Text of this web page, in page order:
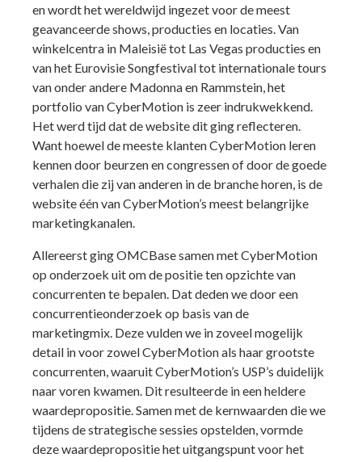
en wordt het wereldwijd ingezet voor de meest
geavanceerde shows, producties en locaties. Van
winkelcentra in Maleisië tot Las Vegas producties en
van het Eurovisie Songfestival tot internationale tours
van onder andere Madonna en Rammstein, het
portfolio van CyberMotion is zeer indrukwekkend.
Het werd tijd dat de website dit ging reflecteren.
Want hoewel de meeste klanten CyberMotion leren
kennen door beurzen en congressen of door de goede
verhalen die zij van anderen in de branche horen, is de
website één van CyberMotion’s meest belangrijke
marketingkanalen.
Allereerst ging OMCBase samen met CyberMotion
op onderzoek uit om de positie ten opzichte van
concurrenten te bepalen. Dat deden we door een
concurrentieonderzoek op basis van de
marketingmix. Deze vulden we in zoveel mogelijk
detail in voor zowel CyberMotion als haar grootste
concurrenten, waaruit CyberMotion’s USP’s duidelijk
naar voren kwamen. Dit resulteerde in een heldere
waardepropositie. Samen met de kernwaarden die we
tijdens de strategische sessies opstelden, vormde
deze waardepropositie het uitgangspunt voor het